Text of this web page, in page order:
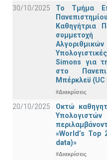
30/10/2025
Το Τμήμα
Καθηγήτρια
Simons για
στο
Μπέρκλεϋ (UC
#Διακρίσεις
20/10/2025
Οκτώ
«World’s Top
data)»
#Διακρίσεις